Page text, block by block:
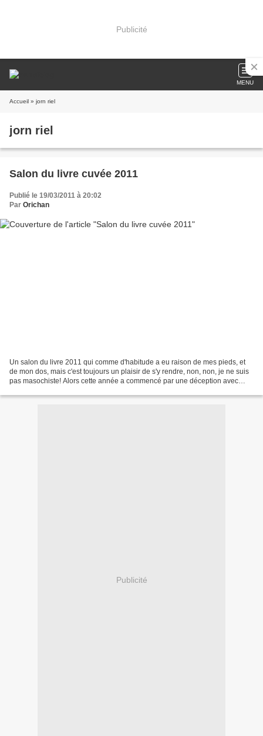
Publicité
MENU
Accueil » jorn riel
jorn riel
Salon du livre cuvée 2011
Publié le 19/03/2011 à 20:02
Par Orichan
Un salon du livre 2011 qui comme d'habitude a eu raison de mes pieds, et
de mon dos, mais c'est toujours un plaisir de s'y rendre, non, non, je ne suis
pas masochiste! Alors cette année a commencé par une déception avec
Publicité